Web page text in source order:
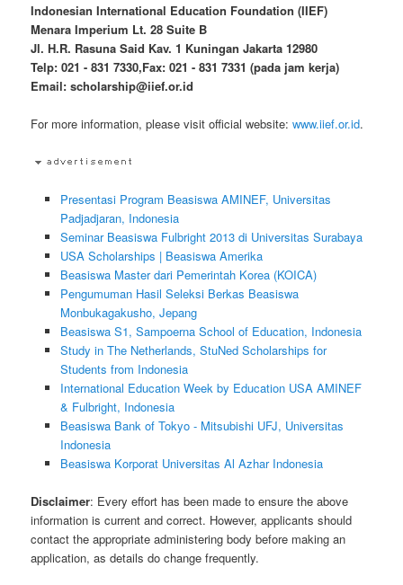
Indonesian International Education Foundation (IIEF)
Menara Imperium Lt. 28 Suite B
Jl. H.R. Rasuna Said Kav. 1 Kuningan Jakarta 12980
Telp: 021 - 831 7330,Fax: 021 - 831 7331 (pada jam kerja)
Email: scholarship@iief.or.id
For more information, please visit official website:www.iief.or.id.
Presentasi Program Beasiswa AMINEF, Universitas
Padjadjaran, Indonesia
Seminar Beasiswa Fulbright 2013 di Universitas Surabaya
USA Scholarships | Beasiswa Amerika
Beasiswa Master dari Pemerintah Korea (KOICA)
Pengumuman Hasil Seleksi Berkas Beasiswa
Monbukagakusho, Jepang
Beasiswa S1, Sampoerna School of Education, Indonesia
Study in The Netherlands, StuNed Scholarships for
Students from Indonesia
International Education Week by Education USA AMINEF
& Fulbright, Indonesia
Beasiswa Bank of Tokyo - Mitsubishi UFJ, Universitas
Indonesia
Beasiswa Korporat Universitas Al Azhar Indonesia
Disclaimer: Every effort has been made to ensure the above
information is current and correct. However, applicants should
contact the appropriate administering body before making an
application, as details do change frequently.